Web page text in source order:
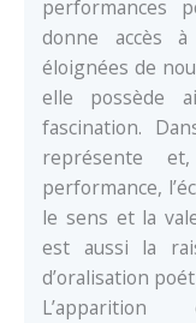
performances
donne accès
éloignées de
elle possède
fascination.
représente
performance,
le sens et la
est aussi la
d’oralisation